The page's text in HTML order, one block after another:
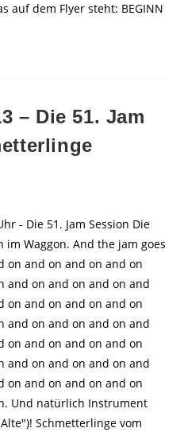
auf dem Flyer steht: BEGINN
– Die 51. Jam
- Die 51. Jam Session Die
im Waggon. And the jam goes
on and on and on and on
and on and on and on and
on and on and on and on
and on and on and on and
on and on and on and on
and on and on and on and
on and on and on and on
Und natürlich Instrument
Schmetterlinge vom